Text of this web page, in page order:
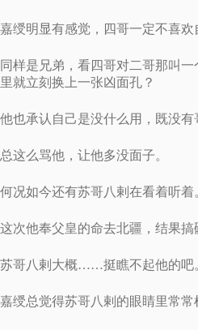
嘉绶明显有感觉，四哥一定不喜欢
同样是兄弟，看四哥对二哥那叫
里就立刻换上一张凶面孔？
他也承认自己是没什么用，既没
总这么骂他，让他多没面子。
何况如今还有苏哥八剌在看着听着
这次他奉父皇的命去北疆，结果
苏哥八剌大概……挺瞧不起他的吧
嘉绶总觉得苏哥八剌的眼睛里常常